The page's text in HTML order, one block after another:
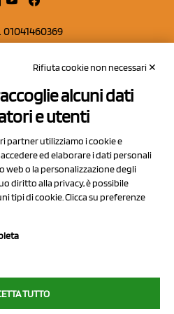
01041460369
Euro 50.000,00 i.v.
Policy
Policy
Siamo
srl - All rights reserved
network diNCX DRAHORAD
Rifiuta cookie non necessari ✕
alcuni dati
e utenti
partner utilizziamo i cookie e
ed elaborare i dati personali
web o la personalizzazione degli
diritto alla privacy, è possibile
tipi di cookie. Clicca su preferenze
TUTTO